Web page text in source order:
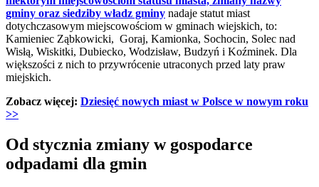
gminy oraz siedziby władz gminy nadaje statut miast
dotychczasowym miejscowościom w gminach wiejskich, to:
Kamieniec Ząbkowicki, Goraj, Kamionka, Sochocin, Solec nad
Wisłą, Wiskitki, Dubiecko, Wodzisław, Budzyń i Koźminek. Dla
większości z nich to przywrócenie utraconych przed laty praw
miejskich.
Zobacz więcej: Dziesięć nowych miast w Polsce w nowym roku
>>
Od stycznia zmiany w gospodarce
odpadami dla gmin